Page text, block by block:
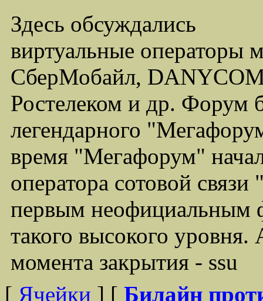
Здесь обсуждались
виртуальные операторы
СберМобайл,
Ростелеком и др. Форум
легендарного
время "Мегафорум"
оператора сотовой
первым неофициальным
такого высокого
момента закрытия - ssu
[ Ячейки ] [ Билайн